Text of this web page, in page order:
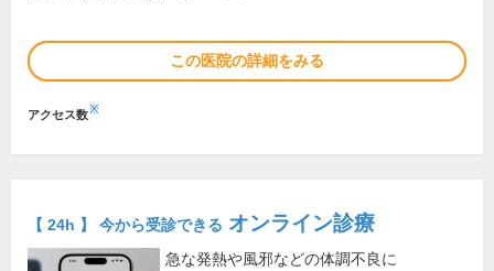
この医院の詳細をみる
アクセス数※
【 24h 】 今から受診できる オンライン診療
急な発熱や風邪などの体調不良に